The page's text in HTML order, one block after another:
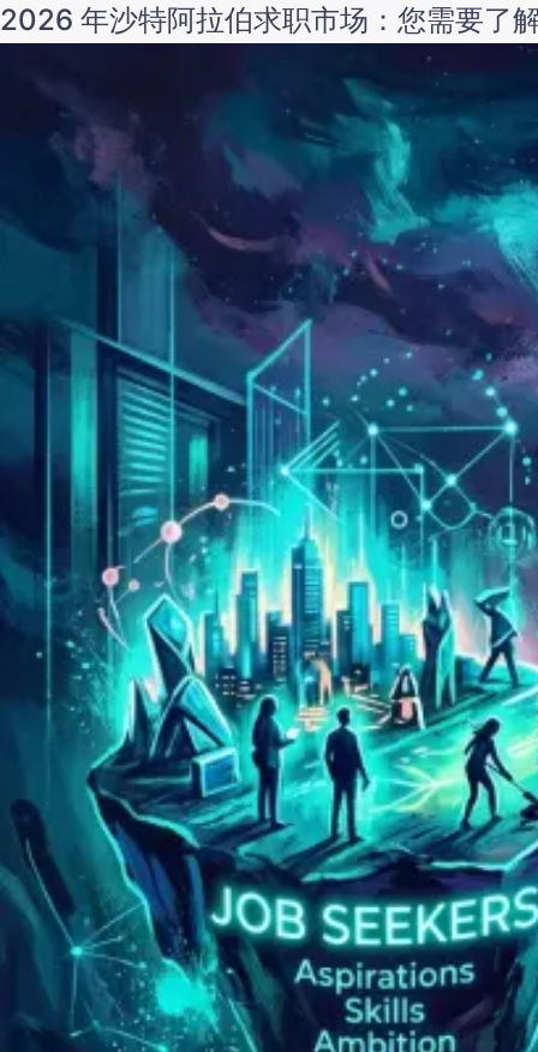
2026 年沙特阿拉伯求职市场：您需要了